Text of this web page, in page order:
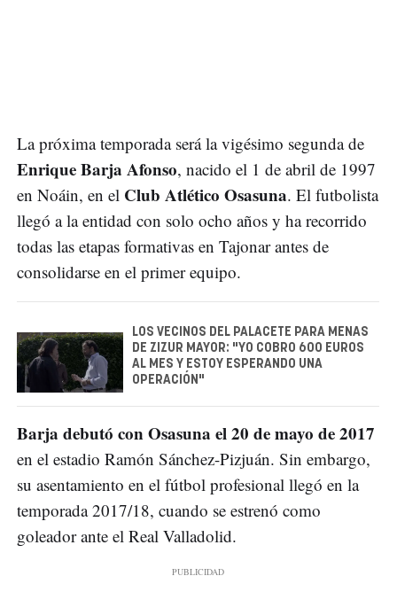
La próxima temporada será la vigésimo segunda de
Enrique Barja Afonso, nacido el 1 de abril de 1997
en Noáin, en el Club Atlético Osasuna. El futbolista
llegó a la entidad con solo ocho años y ha recorrido
todas las etapas formativas en Tajonar antes de
consolidarse en el primer equipo.
LOS VECINOS DEL PALACETE PARA MENAS
DE ZIZUR MAYOR: "YO COBRO 600 EUROS
AL MES Y ESTOY ESPERANDO UNA
OPERACIÓN"
Barja debutó con Osasuna el 20 de mayo de 2017
en el estadio Ramón Sánchez-Pizjuán. Sin embargo,
su asentamiento en el fútbol profesional llegó en la
temporada 2017/18, cuando se estrenó como
goleador ante el Real Valladolid.